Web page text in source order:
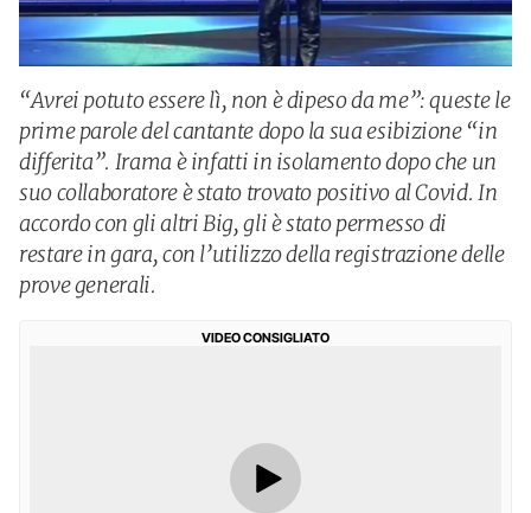
“Avrei potuto essere lì, non è dipeso da me”: queste le
prime parole del cantante dopo la sua esibizione “in
differita”. Irama è infatti in isolamento dopo che un
suo collaboratore è stato trovato positivo al Covid. In
accordo con gli altri Big, gli è stato permesso di
restare in gara, con l’utilizzo della registrazione delle
prove generali.
VIDEO CONSIGLIATO